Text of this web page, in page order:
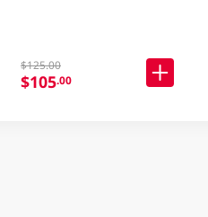
$125.00
$105.00